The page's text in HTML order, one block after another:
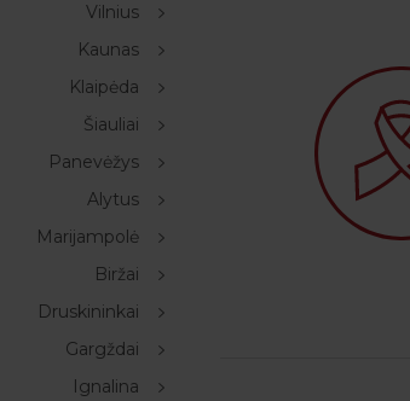
Vilnius
Kaunas
Klaipėda
Šiauliai
Panevėžys
Alytus
Marijampolė
Biržai
Druskininkai
Gargždai
Ignalina